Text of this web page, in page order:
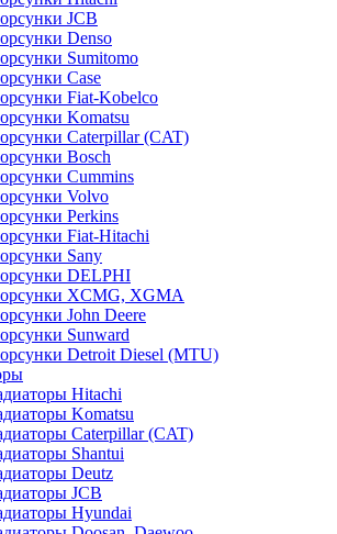
JCB
Denso
Sumitomo
Case
Fiat-Kobelco
Komatsu
Caterpillar (CAT)
Bosch
Cummins
Volvo
Perkins
Fiat-Hitachi
Sany
DELPHI
XCMG, XGMA
John Deere
Sunward
Detroit Diesel (MTU)
Hitachi
Komatsu
Caterpillar (CAT)
Shantui
Deutz
JCB
Hyundai